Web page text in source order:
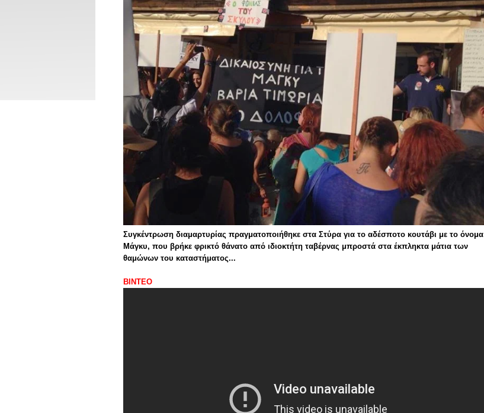
Συγκέντρωση διαμαρτυρίας πραγματοποιήθηκε στα Στύρα για το αδέσποτο κουτάβι με το όνομα
Μάγκυ, που βρήκε φρικτό θάνατο από ιδιοκτήτη ταβέρνας μπροστά στα έκπληκτα μάτια των
θαμώνων του καταστήματος...
ΒΙΝΤΕΟ